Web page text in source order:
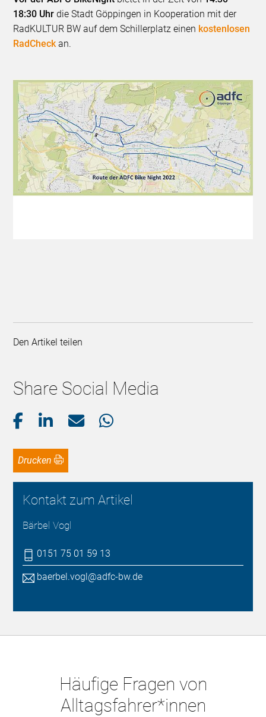
18:30 Uhr die Stadt Göppingen in Kooperation mit der
RadKULTUR BW auf dem Schillerplatz einen kostenlosen
RadCheck an.
Den Artikel teilen
Share Social Media
Drucken
Kontakt zum Artikel
Bärbel Vogl
0151 75 01 59 13
baerbel.vogl@adfc-bw.de
Häufige Fragen von
Alltagsfahrer*innen